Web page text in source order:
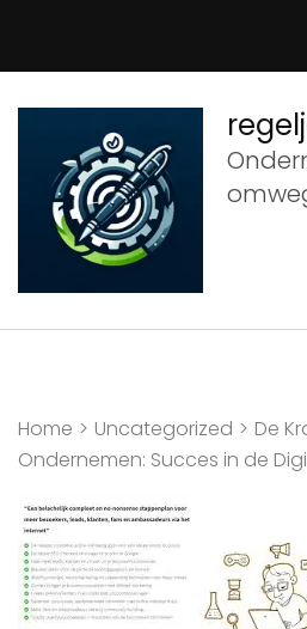
inhoud
(druk
Enter)
Home > Uncategorized > De
Ondernemen: Succes in de